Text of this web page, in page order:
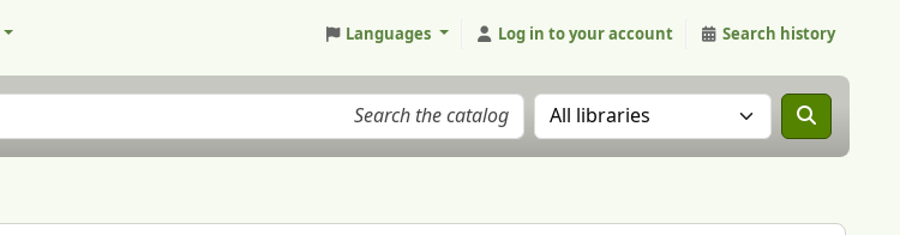
Languages Log in to your account Search history
Search the catalog in: